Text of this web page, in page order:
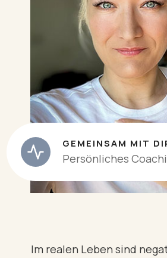
GEMEINSAM MIT
Persönliches
Im realen Leben sind